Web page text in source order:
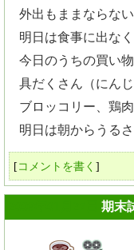
外出もままならない
明日は食事に出な
今日のうちの買い
具だくさん（にん
ブロッコリー、鶏
明日は朝からうる
[コメントを書く ]
期末